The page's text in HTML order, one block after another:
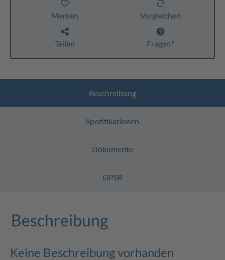
Merken Vergleichen
Teilen Fragen?
Beschreibung
Spezifikationen
Dokumente
GPSR
Beschreibung
Keine Beschreibung vorhanden